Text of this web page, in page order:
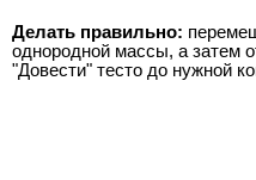
Делать правильно:
однородной массы, а затем
"Довести" тесто до нужной